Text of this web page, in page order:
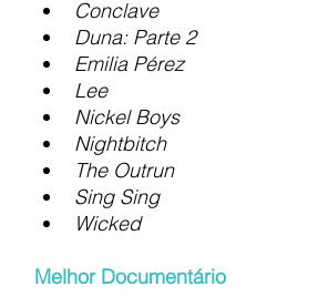
Conclave
Duna: Parte 2
Emilia Pérez
Lee
Nickel Boys
Nightbitch
The Outrun
Sing Sing
Wicked
Melhor Documentário